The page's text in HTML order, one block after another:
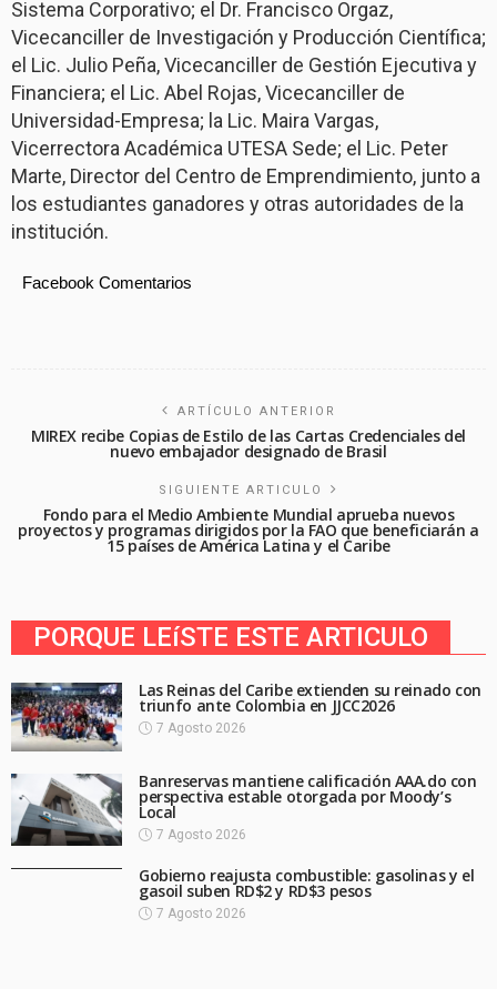
Sistema Corporativo; el Dr. Francisco Orgaz,
Vicecanciller de Investigación y Producción Científica;
el Lic. Julio Peña, Vicecanciller de Gestión Ejecutiva y
Financiera; el Lic. Abel Rojas, Vicecanciller de
Universidad-Empresa; la Lic. Maira Vargas,
Vicerrectora Académica UTESA Sede; el Lic. Peter
Marte, Director del Centro de Emprendimiento, junto a
los estudiantes ganadores y otras autoridades de la
institución.
Facebook Comentarios
ARTÍCULO ANTERIOR
MIREX recibe Copias de Estilo de las Cartas Credenciales del
nuevo embajador designado de Brasil
SIGUIENTE ARTICULO
Fondo para el Medio Ambiente Mundial aprueba nuevos
proyectos y programas dirigidos por la FAO que beneficiarán a
15 países de América Latina y el Caribe
PORQUE LEíSTE ESTE ARTICULO
Las Reinas del Caribe extienden su reinado con
triunfo ante Colombia en JJCC2026
7 Agosto 2026
Banreservas mantiene calificación AAA.do con
perspectiva estable otorgada por Moody’s
Local
7 Agosto 2026
Gobierno reajusta combustible: gasolinas y el
gasoil suben RD$2 y RD$3 pesos
7 Agosto 2026